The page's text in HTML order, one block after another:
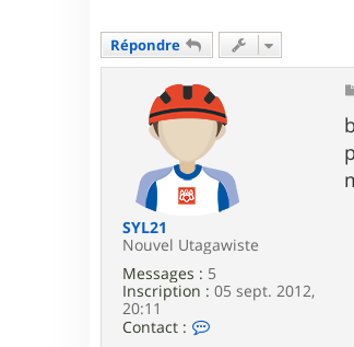
Répondre
SYL21
Nouvel Utagawiste
Messages : 5
Inscription : 05 sept. 2012,
20:11
Contact :